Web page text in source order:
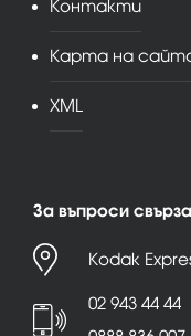
Контакти
Карта на
XML
За въпроси
Kodak
02 943 44 44